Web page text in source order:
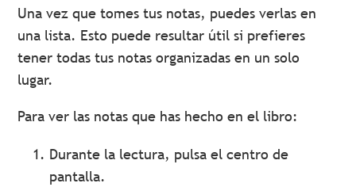
Una vez que tomes tus notas, puedes verlas en
una lista. Esto puede resultar útil si prefieres
tener todas tus notas organizadas en un solo
lugar.
Para ver las notas que has hecho en el libro:
Durante la lectura, pulsa el centro de
pantalla.